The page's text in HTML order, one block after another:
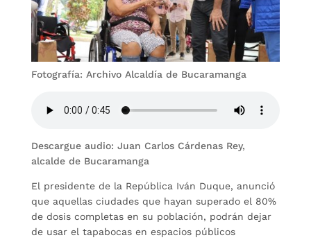
Fotografía: Archivo Alcaldía de Bucaramanga
Descargue audio: Juan Carlos Cárdenas Rey,
alcalde de Bucaramanga
El presidente de la República Iván Duque, anunció
que aquellas ciudades que hayan superado el 80%
de dosis completas en su población, podrán dejar
de usar el tapabocas en espacios públicos